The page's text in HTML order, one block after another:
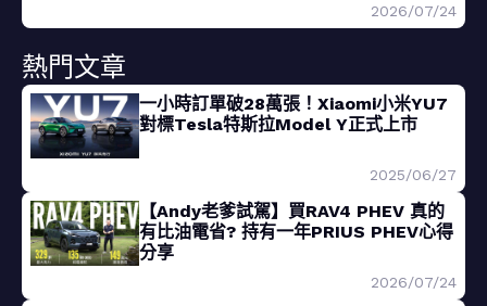
2026/07/24
熱門文章
一小時訂單破28萬張！Xiaomi小米YU7
對標Tesla特斯拉Model Y正式上市
2025/06/27
【Andy老爹試駕】買RAV4 PHEV 真的
有比油電省? 持有一年PRIUS PHEV心得
分享
2026/07/24